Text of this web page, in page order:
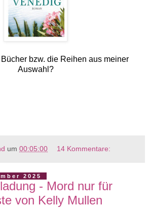
bzw. die Reihen aus meiner
Auswahl?
um 00:05:00 14 Kommentare:
2025
- Mord nur für
von Kelly Mullen